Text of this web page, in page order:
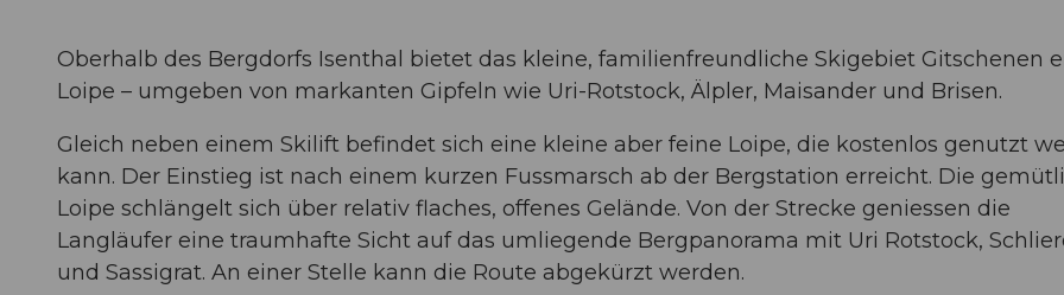
Oberhalb des Bergdorfs Isenthal bietet das kleine, familienfreundliche Skigebiet Gitschenen
Loipe – umgeben von markanten Gipfeln wie Uri-Rotstock, Älpler, Maisander und Brisen.
Gleich neben einem Skilift befindet sich eine kleine aber feine Loipe, die kostenlos genutzt
kann. Der Einstieg ist nach einem kurzen Fussmarsch ab der Bergstation erreicht. Die
Loipe schlängelt sich über relativ flaches, offenes Gelände. Von der Strecke geniessen die
Langläufer eine traumhafte Sicht auf das umliegende Bergpanorama mit Uri Rotstock,
und Sassigrat. An einer Stelle kann die Route abgekürzt werden.